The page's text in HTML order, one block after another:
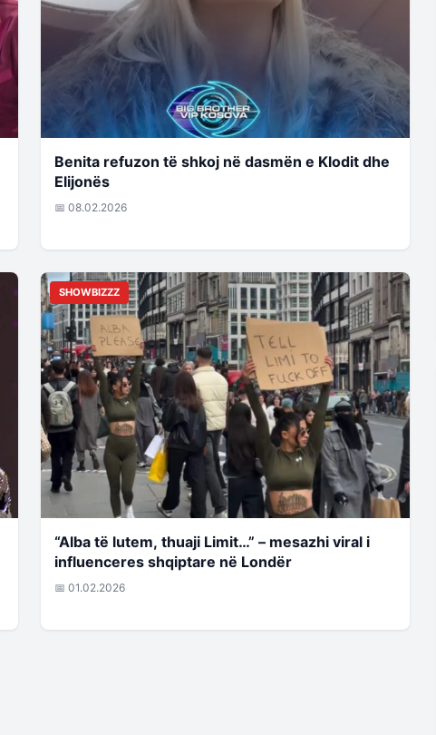
Benita refuzon të shkoj në dasmën e Klodit dhe
Elijonës
📅 08.02.2026
SHOWBIZZZ
“Alba të lutem, thuaji Limit…” – mesazhi viral i
influenceres shqiptare në Londër
📅 01.02.2026